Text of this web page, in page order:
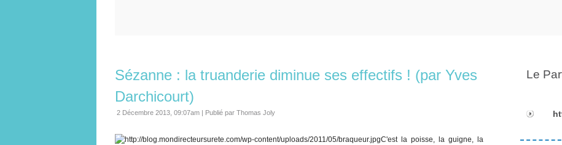
Sézanne : la truanderie diminue ses effectifs ! (par Yves
Darchicourt)
2 Décembre 2013, 09:07am | Publié par Thomas Joly
C'est la poisse, la guigne, la
Le